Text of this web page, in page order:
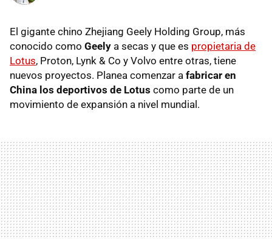
El gigante chino Zhejiang Geely Holding Group, más
conocido como Geely a secas y que es propietaria de
Lotus, Proton, Lynk & Co y Volvo entre otras, tiene
nuevos proyectos. Planea comenzar a fabricar en
China los deportivos de Lotus como parte de un
movimiento de expansión a nivel mundial.